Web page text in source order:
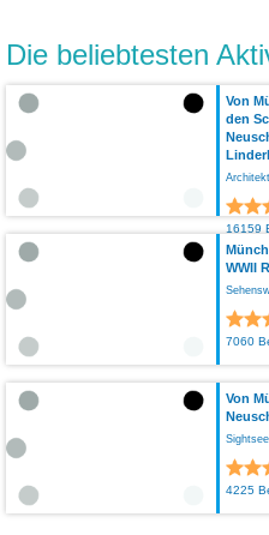
Die beliebtesten
Von
den
16159
WWII
7060
Von
4225